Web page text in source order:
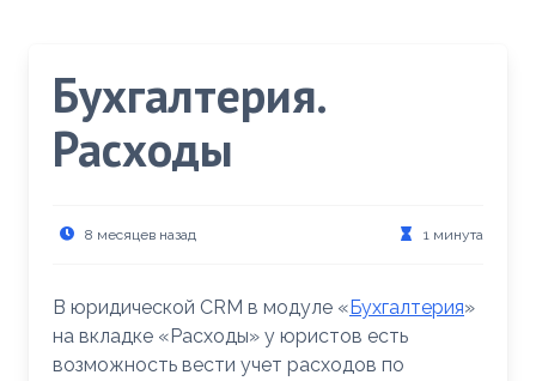
Бухгалтерия.
Расходы
8 месяцев назад 1 минута
В юридической CRM в модуле «Бухгалтерия»
на вкладке «Расходы» у юристов есть
возможность вести учет расходов по